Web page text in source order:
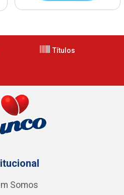
Títulos
Somos